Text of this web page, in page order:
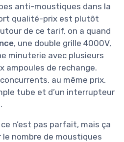
anti-moustiques dans la
qualité-prix est plutôt
de ce tarif, on a quand
, une double grille 4000V,
minuterie avec plusieurs
ampoules de rechange.
au même prix,
tube et d’un interrupteur
n’est pas parfait, mais ça
nombre de moustiques